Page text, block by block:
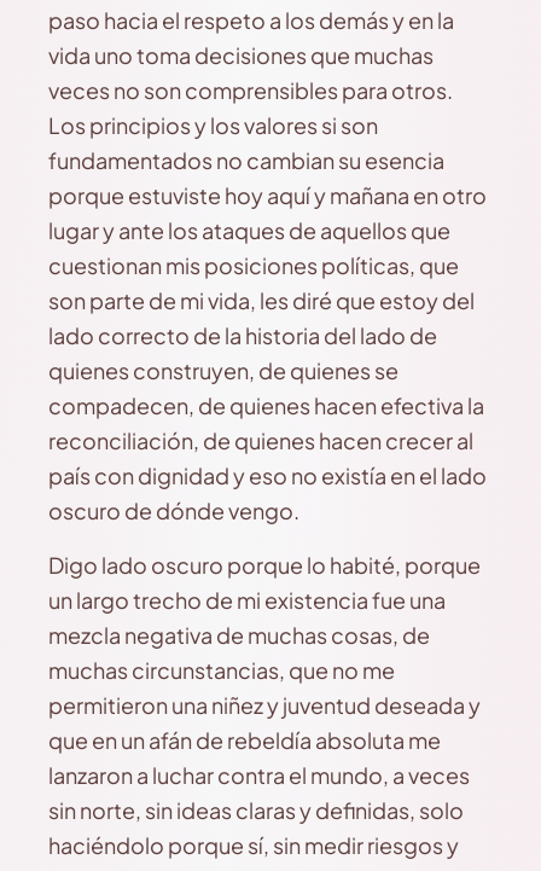
paso hacia el respeto a los demás y en la
vida uno toma decisiones que muchas
veces no son comprensibles para otros.
Los principios y los valores si son
fundamentados no cambian su esencia
porque estuviste hoy aquí y mañana en otro
lugar y ante los ataques de aquellos que
cuestionan mis posiciones políticas, que
son parte de mi vida, les diré que estoy del
lado correcto de la historia del lado de
quienes construyen, de quienes se
compadecen, de quienes hacen efectiva la
reconciliación, de quienes hacen crecer al
país con dignidad y eso no existía en el lado
oscuro de dónde vengo.
Digo lado oscuro porque lo habité, porque
un largo trecho de mi existencia fue una
mezcla negativa de muchas cosas, de
muchas circunstancias, que no me
permitieron una niñez y juventud deseada y
que en un afán de rebeldía absoluta me
lanzaron a luchar contra el mundo, a veces
sin norte, sin ideas claras y definidas, solo
haciéndolo porque sí, sin medir riesgos y